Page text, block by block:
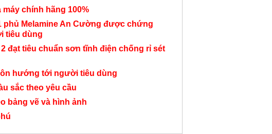
quản lý
đ
Bàn làm việc quản lý
5,300,000 đ
Bàn trưởng phòng
máy chính hãng 100%
phủ Melamine An Cường được chứng
tiêu dùng
đạt tiêu chuẩn sơn tĩnh điện chống rỉ sét
hướng tới người tiêu dùng
sắc theo yêu cầu
bảng vẽ và hình ảnh